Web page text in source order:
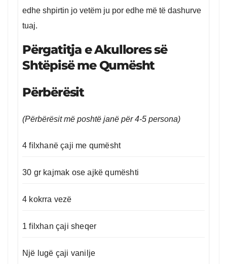
edhe shpirtin jo vetëm ju por edhe më të dashurve
tuaj.
Përgatitja e Akullores së
Shtëpisë me Qumësht
Përbërësit
(Përbërësit më poshtë janë për 4-5 persona)
4 filxhanë çaji me qumësht
30 gr kajmak ose ajkë qumështi
4 kokrra vezë
1 filxhan çaji sheqer
Një lugë çaji vanilje